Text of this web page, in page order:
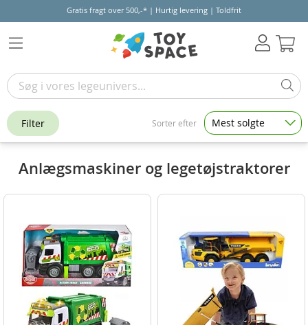
Gratis fragt over 500,-* | Hurtig levering | Toldfrit
Anlægsmaskiner og legetøjstraktorer
Filter Sorter efter Mest solgte